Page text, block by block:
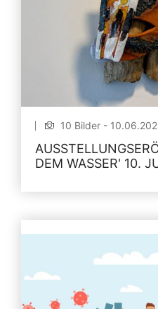
10 Bilder -
DEM WASSER' 10.